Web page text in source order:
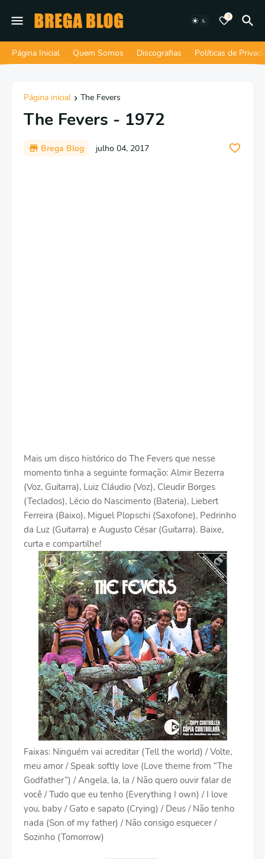
0
Página Inicial Quem Somos Discografias Políticas de
Página inicial The Fevers
The Fevers - 1972
Brega Blog julho 04, 2017
Mais um disco histórico do The Fevers que nesse
momento tinha a seguinte formação: Almir Bezerra
(Voz, Guitarra), Luiz Cláudio (Voz), Cleudir Borges
(Teclados), Lécio do Nascimento (Bateria), Liebert
Ferreira (Baixo), Miguel Plopschi (Saxofone), Pedrinho
da Luz (Guitarra) e Augusto César (Guitarra). Baixe,
curta e compartilhe!
Faixas: Ninguém vai acreditar (Tell the world) / Volte,
meu amor / Speak softly love (Love theme from “The
Godfather”) / Angela, la, la / Não quero ouvir falar de
você / Tudo que eu tenho (Everything I own) / I love
you, baby / Gato e sapato (Crying) / Deus / Não tenho
nada (Son of my father) / Não consigo esquecer /
Sozinho (Tomorrow)